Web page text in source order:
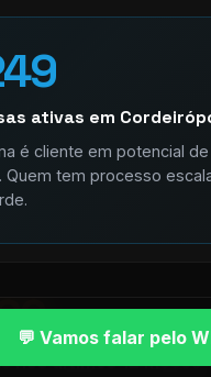
ativas em
é cliente em potencial
Quem tem processo
nos últimos 12 meses
💬 Vamos falar pelo